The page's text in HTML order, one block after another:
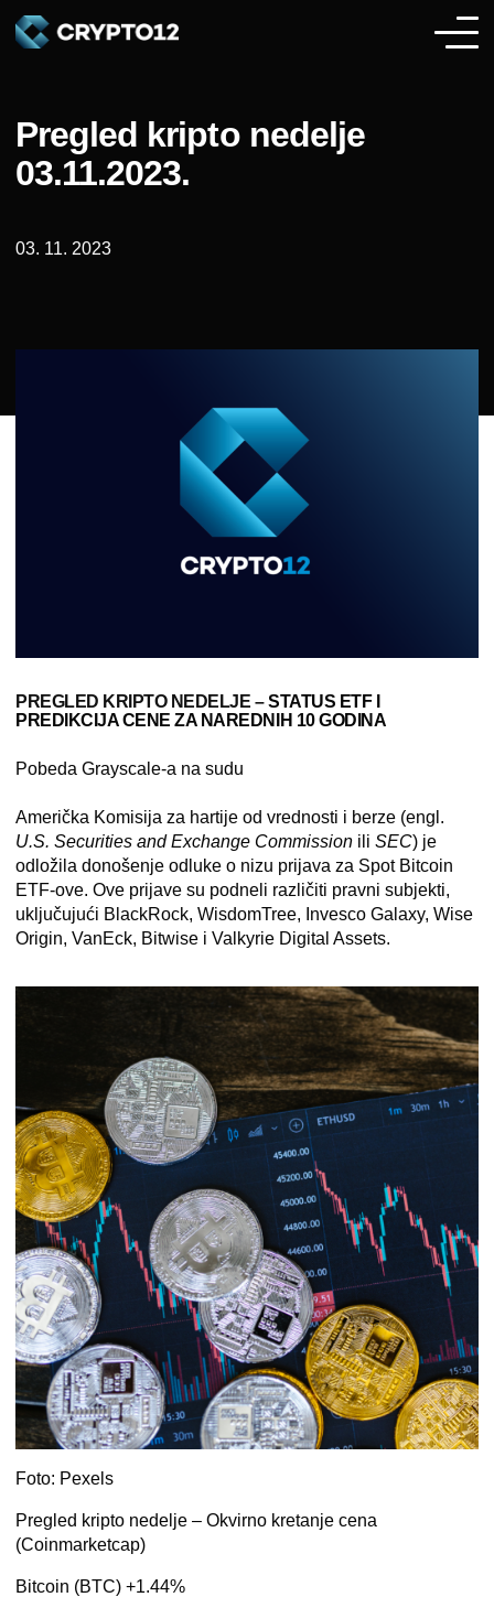
Pregled kripto nedelje
03.11.2023.
03. 11. 2023
PREGLED KRIPTO NEDELJE –STATUS ETF I
PREDIKCIJA CENE ZA NAREDNIH 10 GODINA
Pobeda Grayscale-a na sudu
Američka Komisija za hartije od vrednosti i berze (engl.
U.S. Securities and Exchange Commission ili SEC) je
odložila donošenje odluke o nizu prijava za Spot Bitcoin
ETF-ove. Ove prijave su podneli različiti pravni subjekti,
uključujući BlackRock, WisdomTree, Invesco Galaxy, Wise
Origin, VanEck, Bitwise i Valkyrie Digital Assets.
Foto: Pexels
Pregled kripto nedelje – Okvirno kretanje cena
(Coinmarketcap)
Bitcoin (BTC) +1.44%